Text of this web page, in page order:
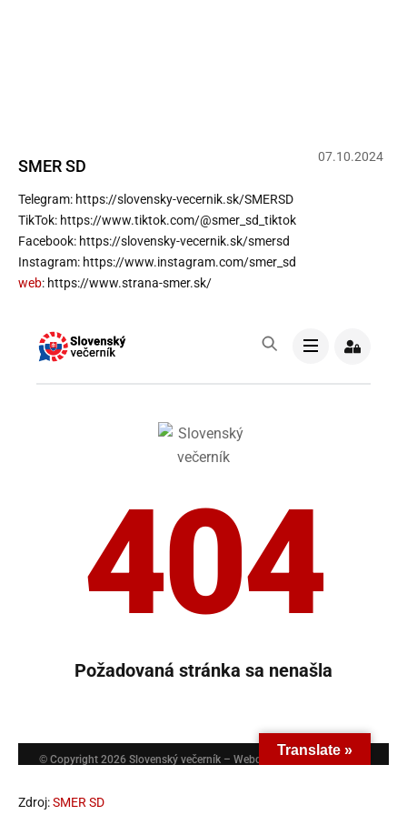
SMER SD 07.10.2024
Telegram: https://slovensky-vecernik.sk/SMERSD
TikTok: https://www.tiktok.com/@smer_sd_tiktok
Facebook: https://slovensky-vecernik.sk/smersd
Instagram: https://www.instagram.com/smer_sd
web: https://www.strana-smer.sk/
Zdroj:SMER SD